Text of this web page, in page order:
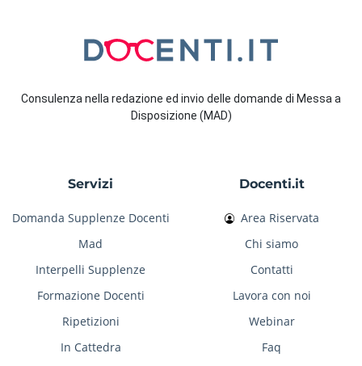
Consulenza nella redazione ed invio delle domande di Messa a
Disposizione (MAD)
Servizi
Domanda Supplenze Docenti
Mad
Interpelli Supplenze
Formazione Docenti
Ripetizioni
In Cattedra
Docenti.it
Area Riservata
Chi siamo
Contatti
Lavora con noi
Webinar
Faq